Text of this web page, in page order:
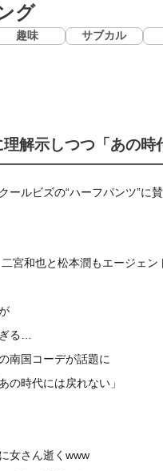
グ
趣味 サブカル
解示しつつ「あの時
ールビズの“ハーフパンツ”に
宮和也と松本潤もエージェン
る…
南国コーデが話題に
の時代には戻れない」
女さん逝くwww